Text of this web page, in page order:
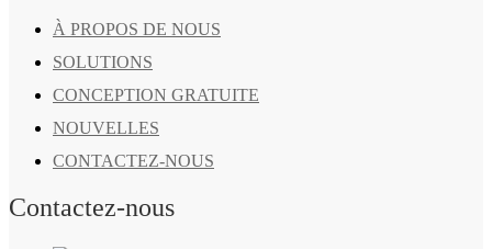
À PROPOS DE NOUS
SOLUTIONS
CONCEPTION GRATUITE
NOUVELLES
CONTACTEZ-NOUS
Contactez-nous